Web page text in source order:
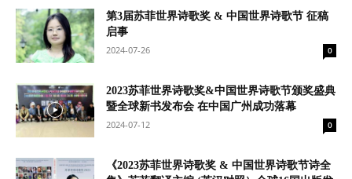
第3届苏菲世界诗歌奖 & 中国世界诗歌节 征稿
启事
2024-07-26
0
2023苏菲世界诗歌奖&中国世界诗歌节颁奖盛典
暨全球新书发布会 在中国广州成功落幕
2024-07-12
0
《2023苏菲世界诗歌奖 & 中国世界诗歌节诗全